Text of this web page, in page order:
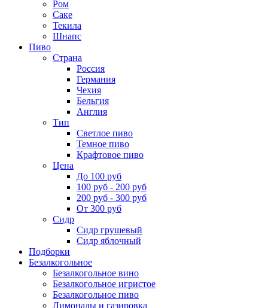
Ром
Саке
Текила
Шнапс
Пиво
Страна
Россия
Германия
Чехия
Бельгия
Англия
Тип
Светлое пиво
Темное пиво
Крафтовое пиво
Цена
До 100 руб
100 руб - 200 руб
200 руб - 300 руб
От 300 руб
Сидр
Сидр грушевый
Сидр яблочный
Подборки
Безалкогольное
Безалкогольное вино
Безалкогольное игристое
Безалкогольное пиво
Лимонады и газировка